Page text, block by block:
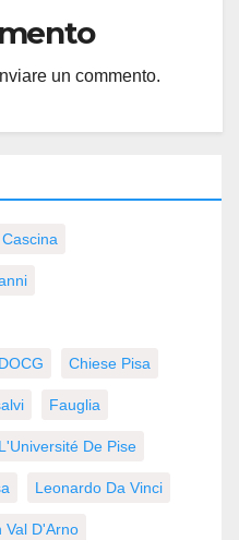
un commento.
Cascina
Chiese Pisa
Fauglia
L'Université De Pise
Leonardo Da Vinci
Val D'Arno